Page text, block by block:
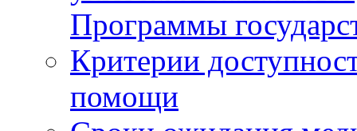
Программы
Критерии
помощи